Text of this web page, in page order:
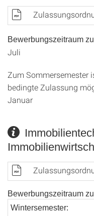
Bewerbungszeitraum
Juli
Zum Sommersemester
bedingte Zulassung
Januar
Bewerbungszeitraum
Wintersemester: